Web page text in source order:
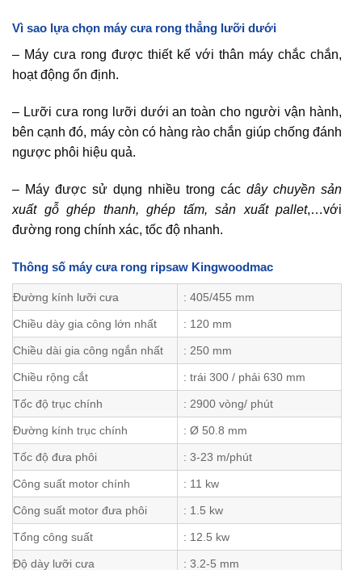
Vì sao lựa chọn máy cưa rong thẳng lưỡi dưới
– Máy cưa rong được thiết kế với thân máy chắc chắn,
hoạt động ổn định.
– Lưỡi cưa rong lưỡi dưới an toàn cho người vận hành,
bên cạnh đó, máy còn có hàng rào chắn giúp chống đánh
ngược phôi hiệu quả.
– Máy được sử dụng nhiều trong các dây chuyền sản
xuất gỗ ghép thanh, ghép tấm, sản xuất pallet,…với
đường rong chính xác, tốc độ nhanh.
Thông số máy cưa rong ripsaw Kingwoodmac
Đường kính lưỡi cưa : 405/455 mm
Chiều dày gia công lớn nhất : 120 mm
Chiều dài gia công ngắn nhất : 250 mm
Chiều rộng cắt : trái 300 / phải 630 mm
Tốc độ trục chính : 2900 vòng/ phút
Đường kính trục chính : Ø 50.8 mm
Tốc độ đưa phôi : 3-23 m/phút
Công suất motor chính : 11 kw
Công suất motor đưa phôi : 1.5 kw
Tổng công suất : 12.5 kw
Độ dày lưỡi cưa : 3.2-5 mm